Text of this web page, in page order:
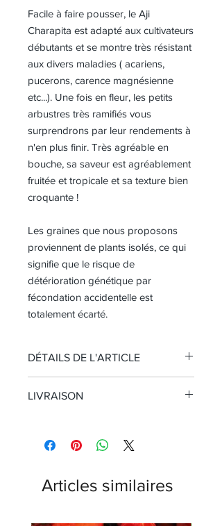
Facile à faire pousser, le Aji
Charapita est adapté aux cultivateurs
débutants et se montre très résistant
aux divers maladies ( acariens,
pucerons, carence magnésienne
etc...). Une fois en fleur, les petits
arbustres très ramifiés vous
surprendrons par leur rendements à
n'en plus finir. Très agréable en
bouche, sa saveur est agréablement
fruitée et tropicale et sa texture bien
croquante !
Les graines que nous proposons
proviennent de plants isolés, ce qui
signifie que le risque de
détérioration génétique par
fécondation accidentelle est
totalement écarté.
DÉTAILS DE L'ARTICLE
000
LIVRAISON
1,40€
Articles similaires